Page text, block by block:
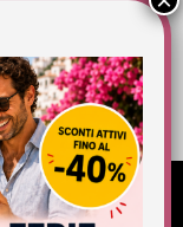
scopo
né l’obiettivo di